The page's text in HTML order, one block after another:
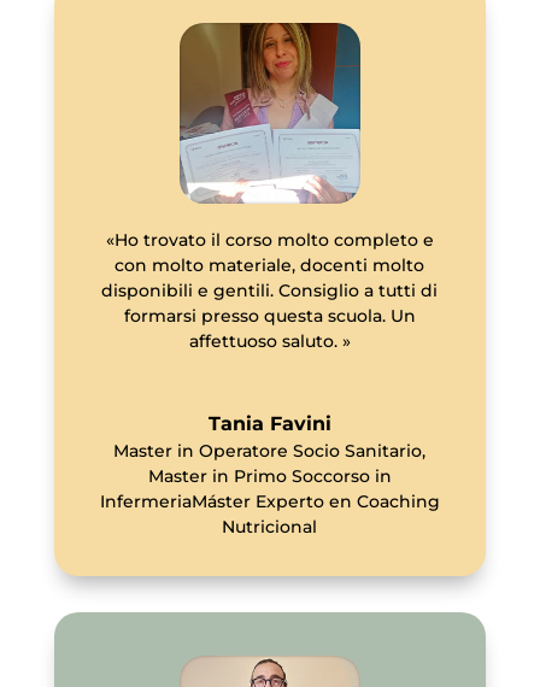
«Ho trovato il corso molto completo e
con molto materiale, docenti molto
disponibili e gentili. Consiglio a tutti di
formarsi presso questa scuola. Un
affettuoso saluto. »
Tania Favini
Master in Operatore Socio Sanitario,
Master in Primo Soccorso in
InfermeriaMáster Experto en Coaching
Nutricional